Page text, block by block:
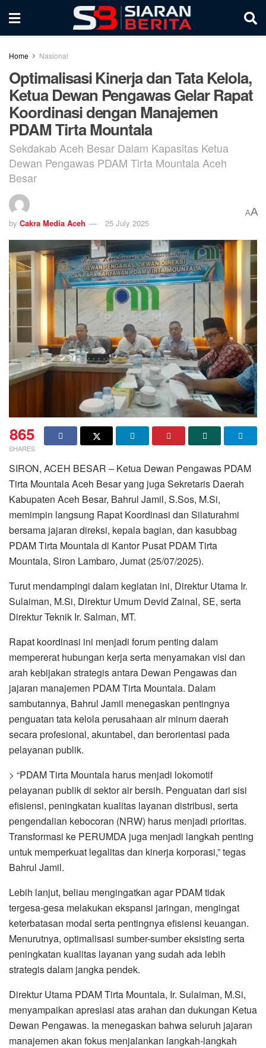
Home Nasional
Optimalisasi Kinerja dan Tata Kelola,
Ketua Dewan Pengawas Gelar Rapat
Koordinasi dengan Manajemen
PDAM Tirta Mountala
Sekdakab Aceh Besar Dalam Kapasitas Ketua
Dewan Pengawas PDAM Tirta Mountala Aceh
Besar
by Cakra Media Aceh 25 July 2025
AA
865
SHARES
SIRON, ACEH BESAR – Ketua Dewan Pengawas PDAM
Tirta Mountala Aceh Besar yang juga Sekretaris Daerah
Kabupaten Aceh Besar, Bahrul Jamil, S.Sos, M.Si,
memimpin langsung Rapat Koordinasi dan Silaturahmi
bersama jajaran direksi, kepala bagian, dan kasubbag
PDAM Tirta Mountala di Kantor Pusat PDAM Tirta
Mountala, Siron Lambaro, Jumat (25/07/2025).
Turut mendampingi dalam kegiatan ini, Direktur Utama Ir.
Sulaiman, M.Si, Direktur Umum Devid Zainal, SE, serta
Direktur Teknik Ir. Salman, MT.
Rapat koordinasi ini menjadi forum penting dalam
mempererat hubungan kerja serta menyamakan visi dan
arah kebijakan strategis antara Dewan Pengawas dan
jajaran manajemen PDAM Tirta Mountala. Dalam
sambutannya, Bahrul Jamil menegaskan pentingnya
penguatan tata kelola perusahaan air minum daerah
secara profesional, akuntabel, dan berorientasi pada
pelayanan publik.
> “PDAM Tirta Mountala harus menjadi lokomotif
pelayanan publik di sektor air bersih. Penguatan dari sisi
efisiensi, peningkatan kualitas layanan distribusi, serta
pengendalian kebocoran (NRW) harus menjadi prioritas.
Transformasi ke PERUMDA juga menjadi langkah penting
untuk memperkuat legalitas dan kinerja korporasi,” tegas
Bahrul Jamil.
Lebih lanjut, beliau mengingatkan agar PDAM tidak
tergesa-gesa melakukan ekspansi jaringan, mengingat
keterbatasan modal serta pentingnya efisiensi keuangan.
Menurutnya, optimalisasi sumber-sumber eksisting serta
peningkatan kualitas layanan yang sudah ada lebih
strategis dalam jangka pendek.
Direktur Utama PDAM Tirta Mountala, Ir. Sulaiman, M.Si,
menyampaikan apresiasi atas arahan dan dukungan Ketua
Dewan Pengawas. Ia menegaskan bahwa seluruh jajaran
manajemen akan fokus menjalankan langkah-langkah